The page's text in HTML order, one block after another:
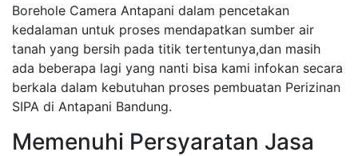
Borehole Camera Antapani dalam pencetakan
kedalaman untuk proses mendapatkan sumber air
tanah yang bersih pada titik tertentunya,dan masih
ada beberapa lagi yang nanti bisa kami infokan secara
berkala dalam kebutuhan proses pembuatan Perizinan
SIPA di Antapani Bandung.
Memenuhi Persyaratan Jasa